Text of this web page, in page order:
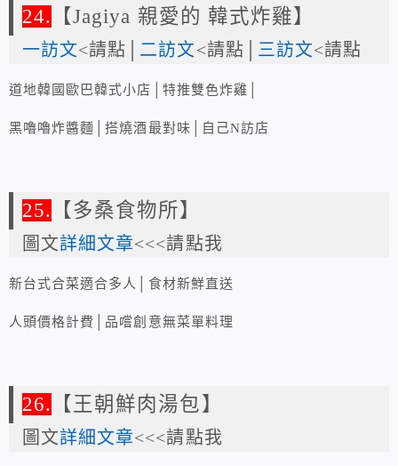
24. 【Jagiya 親愛的 韓式炸雞】
一訪文<請點│ 二訪文<請點│ 三訪文<請點
道地韓國歐巴韓式小店│特推雙色炸雞│
黑嚕嚕炸醬麵│搭燒酒最對味│自己N訪店
25. 【多桑食物所】
圖文詳細文章<<<請點我
新台式合菜適合多人│食材新鮮直送
人頭價格計費│品嚐創意無菜單料理
26. 【王朝鮮肉湯包】
圖文詳細文章<<<請點我